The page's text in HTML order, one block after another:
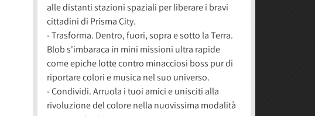
alle distanti stazioni spaziali per liberare i bravi
cittadini di Prisma City.
- Trasforma. Dentro, fuori, sopra e sotto la Terra.
Blob s'imbaraca in mini missioni ultra rapide
come epiche lotte contro minacciosi boss pur di
riportare colori e musica nel suo universo.
- Condividi. Arruola i tuoi amici e unisciti alla
rivoluzione del colore nella nuovissima modalità